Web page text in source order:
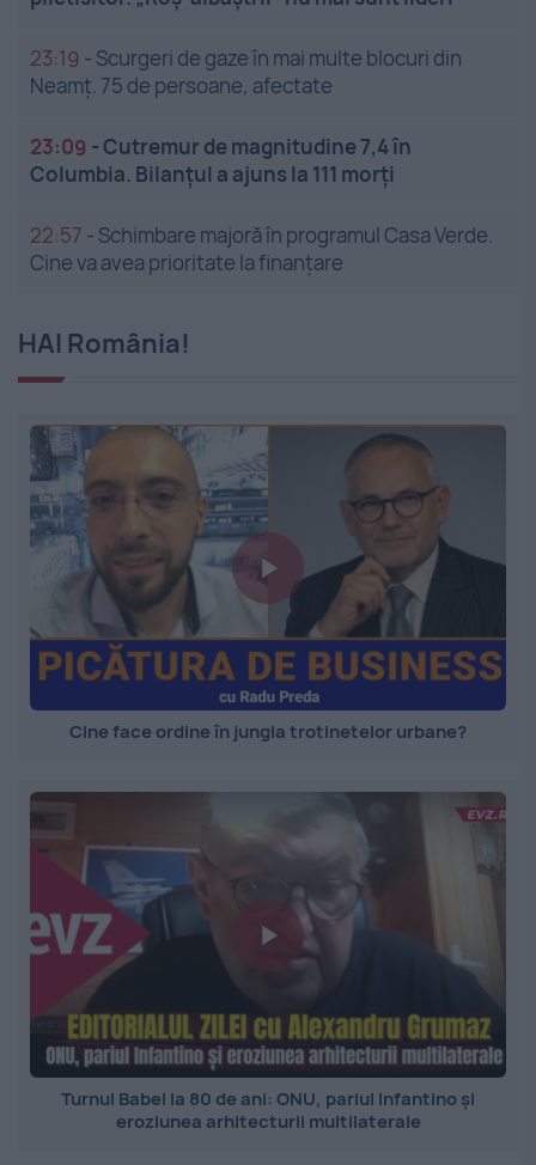
23:19 - Scurgeri de gaze în mai multe blocuri din
Neamț. 75 de persoane, afectate
23:09 -Cutremur de magnitudine 7,4 în
Columbia. Bilanțul a ajuns la 111 morți
22:57 - Schimbare majoră în programul Casa Verde.
Cine va avea prioritate la finanțare
HAI România!
Cine face ordine în jungla trotinetelor urbane?
Turnul Babel la 80 de ani: ONU, pariul Infantino și
eroziunea arhitecturii multilaterale